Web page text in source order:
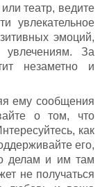
театр, ведите
увлекательное
эмоций,
За
незаметно и
ему сообщения
о том, что
как
его,
делам и им там
не получаться